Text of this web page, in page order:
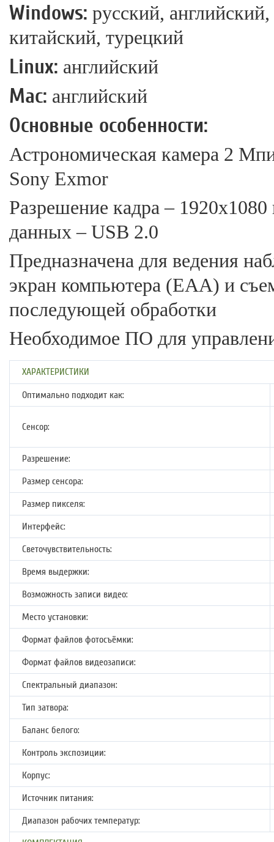
Windows: русский,
китайский, турецкий
Linux: английский
Mac: английский
Основные особенности:
Астрономическая камера 2
Sony Exmor
Разрешение кадра –
данных – USB 2.0
Предназначена для ведения
экран компьютера (EAA) и
последующей обработки
Необходимое ПО для
ХАРАКТЕРИСТИКИ
Оптимально подходит как:
Сенсор:
Разрешение:
Размер сенсора:
Размер пикселя:
Интерфейс:
Светочувствительность:
Время выдержки:
Возможность записи видео:
Место установки:
Формат файлов фотосъёмки:
Формат файлов видеозаписи:
Спектральный диапазон:
Тип затвора:
Баланс белого:
Контроль экспозиции:
Корпус:
Источник питания:
Диапазон рабочих температур: